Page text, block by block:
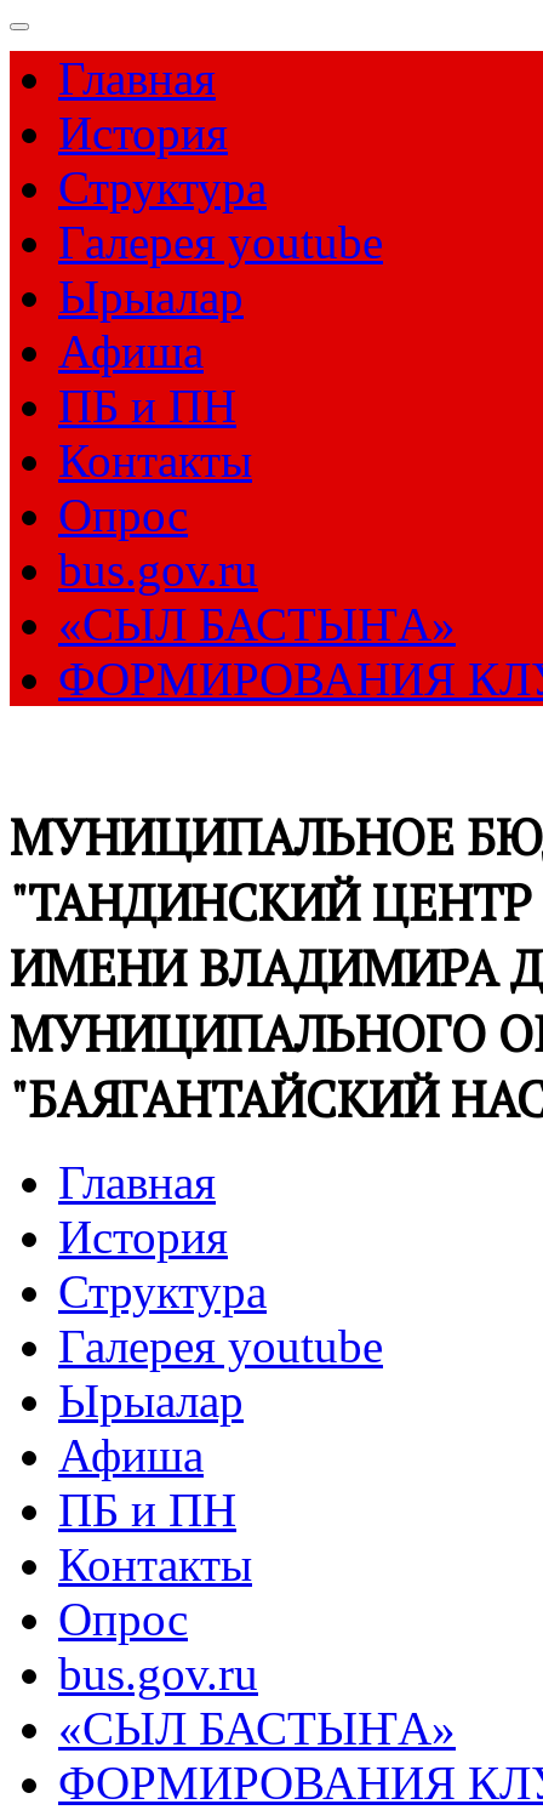
Главная
История
Структура
Галерея youtube
Ырыалар
Афиша
ПБ и ПН
Контакты
Опрос
bus.gov.ru
«СЫЛ БАСТЫҤА»
ФОРМИРОВАНИЯ
МУНИЦИПАЛЬНОЕ
"ТАНДИНСКИЙ
ИМЕНИ ВЛАДИМИРА
МУНИЦИПАЛЬНОГО
"БАЯГАНТАЙСКИЙ
Главная
История
Структура
Галерея youtube
Ырыалар
Афиша
ПБ и ПН
Контакты
Опрос
bus.gov.ru
«СЫЛ БАСТЫҤА»
ФОРМИРОВАНИЯ